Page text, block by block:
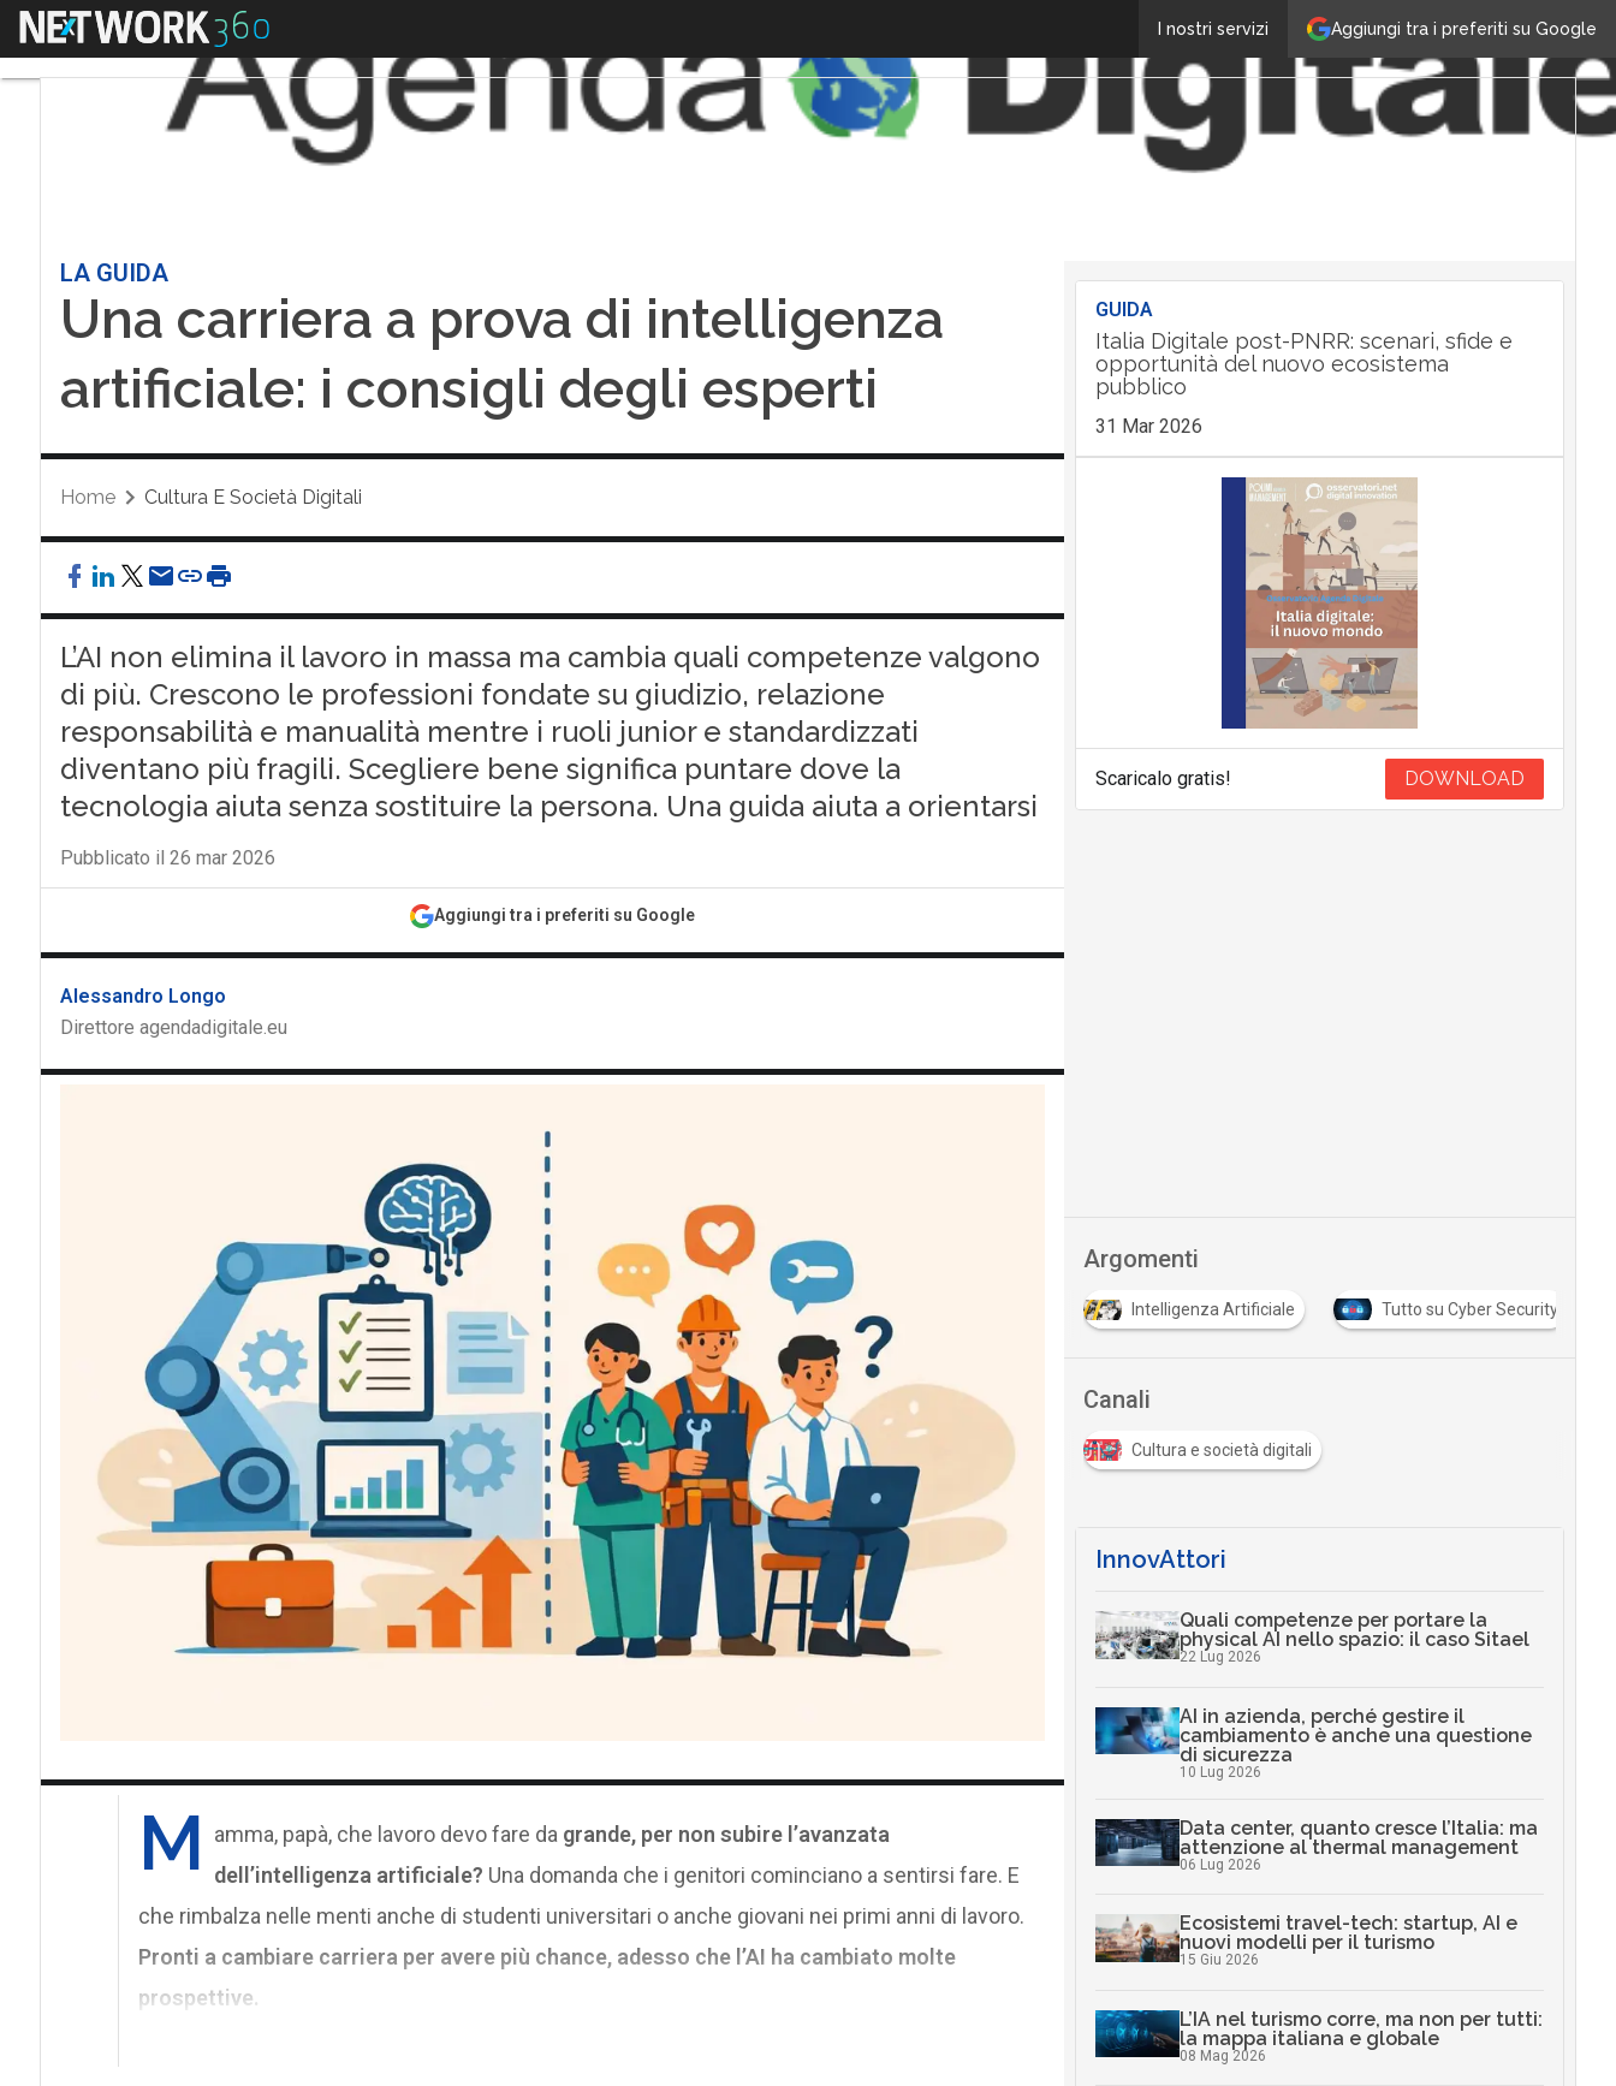
Aggiungi tra i preferiti su Google
I nostri servizi
Menu
LA GUIDA
Una carriera a prova di intelligenza
artificiale: i consigli degli esperti
Home Cultura E Società Digitali
L’AI non elimina il lavoro in massa ma cambia quali competenze valgono
di più. Crescono le professioni fondate su giudizio, relazione
responsabilità e manualità mentre i ruoli junior e standardizzati
diventano più fragili. Scegliere bene significa puntare dove la
tecnologia aiuta senza sostituire la persona. Una guida aiuta a orientarsi
Pubblicato il 26 mar 2026
Aggiungi tra i preferiti su Google
Alessandro Longo
Direttore agendadigitale.eu
M amma, papà, che lavoro devo fare dagrande, per non subire l’avanzata
dell’intelligenza artificiale? Una domanda che i genitori cominciano a sentirsi fare. E
che rimbalza nelle menti anche di studenti universitari o anche giovani nei primi anni di lavoro.
Pronti a cambiare carriera per avere più chance, adesso che l’AI ha cambiato molte
prospettive.
GUIDA
Italia Digitale post-PNRR: scenari, sfide e
opportunità del nuovo ecosistema
pubblico
31 Mar 2026
Scaricalo gratis! DOWNLOAD
Argomenti
Intelligenza Artificiale Tutto su Cyber Security
Canali
Cultura e società digitali
InnovAttori
Quali competenze per portare la
physical AI nello spazio: il caso Sitael
22 Lug 2026
AI in azienda, perché gestire il
cambiamento è anche una questione
di sicurezza
10 Lug 2026
Data center, quanto cresce l’Italia: ma
attenzione al thermal management
06 Lug 2026
Ecosistemi travel-tech: startup, AI e
nuovi modelli per il turismo
15 Giu 2026
L’IA nel turismo corre, ma non per tutti:
la mappa italiana e globale
08 Mag 2026